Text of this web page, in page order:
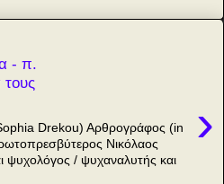
- π.
τους
›
Drekou) Αρθρογράφος (in
Νικόλαος
ψυχολόγος / ψυχαναλυτής και